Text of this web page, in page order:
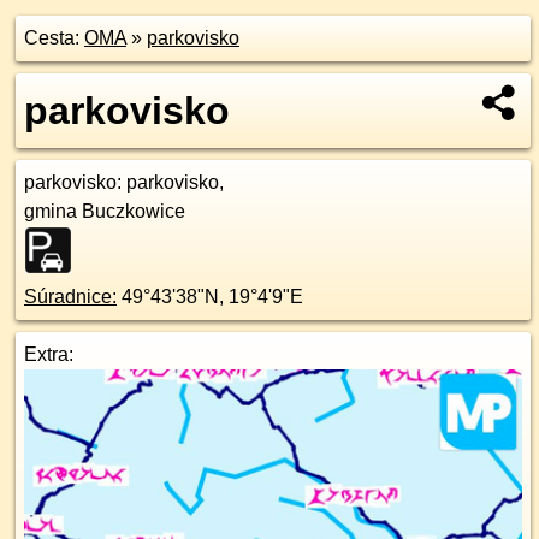
Cesta: OMA» parkovisko
parkovisko
parkovisko: parkovisko,
gmina Buczkowice
Súradnice: 49°43'38"N , 19°4'9"E
Extra: